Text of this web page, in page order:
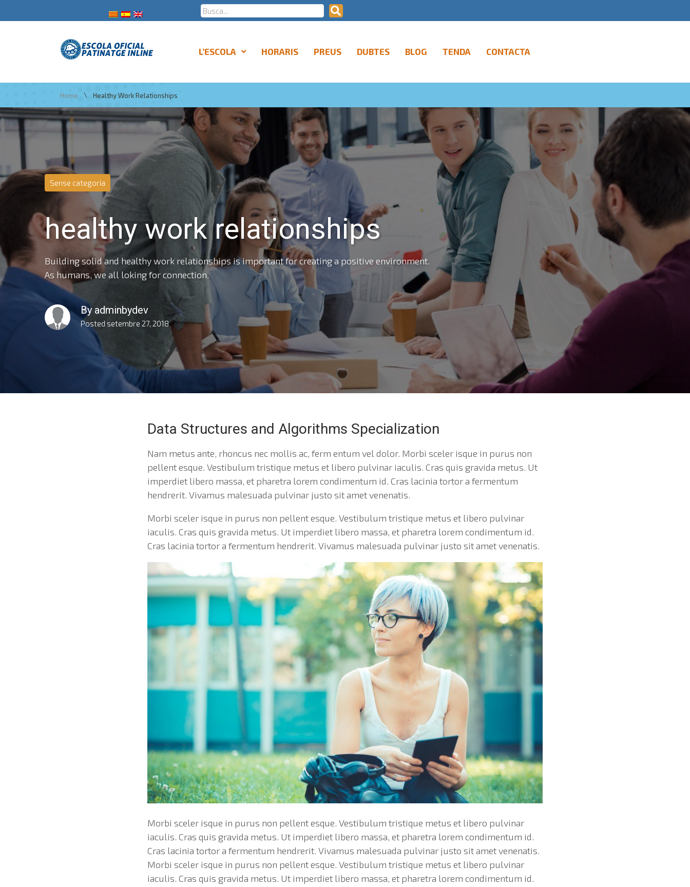
L’ESCOLA HORARIS PREUS DUBTES BLOG TENDA CONTACTA
Home \ Healthy Work Relationships
Sense categoria
healthy work relationships
Building solid and healthy work relationships is important for creating a positive environment.
As humans, we all loking for connection.
By adminbydev
Posted setembre 27, 2018
Data Structures and Algorithms Specialization
Nam metus ante, rhoncus nec mollis ac, ferm entum vel dolor. Morbi sceler isque in purus non
pellent esque. Vestibulum tristique metus et libero pulvinar iaculis. Cras quis gravida metus. Ut
imperdiet libero massa, et pharetra lorem condimentum id. Cras lacinia tortor a fermentum
hendrerit. Vivamus malesuada pulvinar justo sit amet venenatis.
Morbi sceler isque in purus non pellent esque. Vestibulum tristique metus et libero pulvinar
iaculis. Cras quis gravida metus. Ut imperdiet libero massa, et pharetra lorem condimentum id.
Cras lacinia tortor a fermentum hendrerit. Vivamus malesuada pulvinar justo sit amet venenatis.
Morbi sceler isque in purus non pellent esque. Vestibulum tristique metus et libero pulvinar
iaculis. Cras quis gravida metus. Ut imperdiet libero massa, et pharetra lorem condimentum id.
Cras lacinia tortor a fermentum hendrerit. Vivamus malesuada pulvinar justo sit amet venenatis.
Morbi sceler isque in purus non pellent esque. Vestibulum tristique metus et libero pulvinar
iaculis. Cras quis gravida metus. Ut imperdiet libero massa, et pharetra lorem condimentum id.